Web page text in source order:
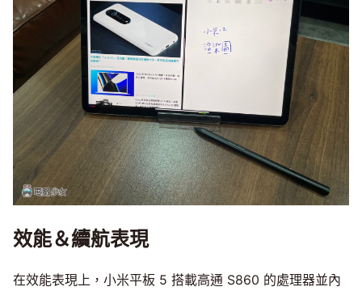
效能＆續航表現
在效能表現上，小米平板 5 搭載高通 S860 的處理器並內